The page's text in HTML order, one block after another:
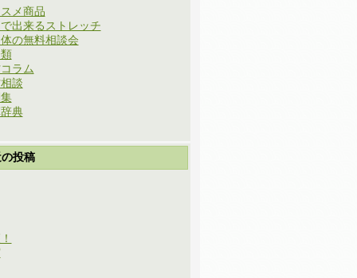
メ商品
出来るストレッチ
の無料相談会
ラム
談
典
投稿